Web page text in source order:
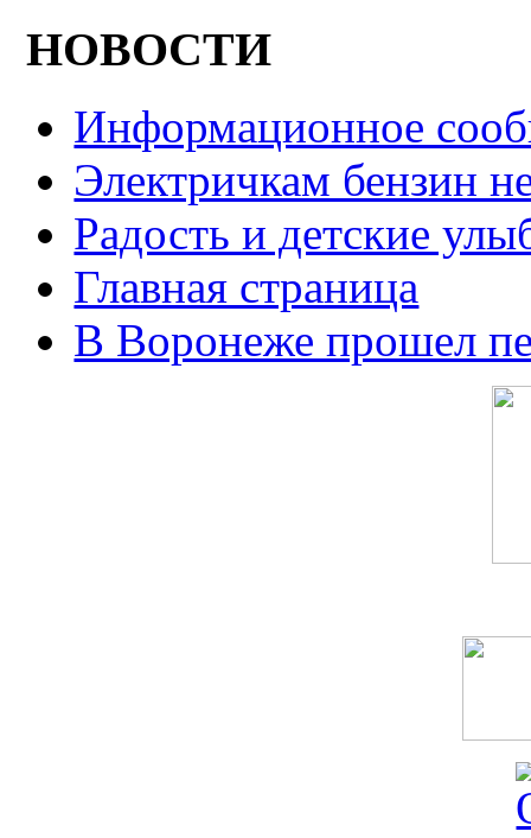
НОВОСТИ
Информационное
Электричкам бензин
Радость и детские
Главная страница
В Воронеже прошел